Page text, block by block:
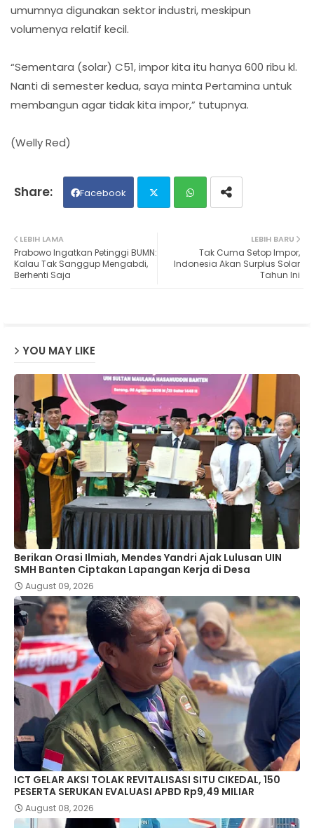
umumnya digunakan sektor industri, meskipun
volumenya relatif kecil.
“Sementara (solar) C51, impor kita itu hanya 600 ribu kl.
Nanti di semester kedua, saya minta Pertamina untuk
membangun agar tidak kita impor,” tutupnya.
(Welly Red)
Facebook
ter
LEBIH BARU
Tak Cuma Setop Impor,
Indonesia Akan Surplus Solar
Tahun Ini
LEBIH LAMA
Prabowo Ingatkan Petinggi BUMN:
Kalau Tak Sanggup Mengabdi,
Berhenti Saja
YOU MAY LIKE
Berikan Orasi Ilmiah, Mendes Yandri Ajak Lulusan UIN
SMH Banten Ciptakan Lapangan Kerja di Desa
August 09, 2026
ICT GELAR AKSI TOLAK REVITALISASI SITU CIKEDAL, 150
PESERTA SERUKAN EVALUASI APBD Rp9,49 MILIAR
August 08, 2026